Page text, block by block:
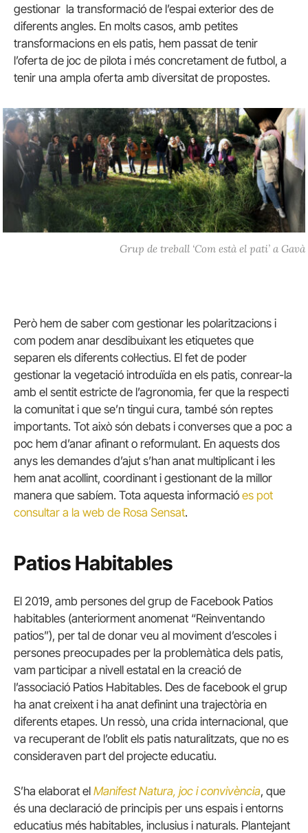
gestionar la transformació de l’espai exterior des de
diferents angles. En molts casos, amb petites
transformacions en els patis, hem passat de tenir
l’oferta de joc de pilota i més concretament de futbol, a
tenir una ampla oferta amb diversitat de propostes.
Grup de treball ‘Com està el pati’ a Gavà
Però hem de saber com gestionar les polaritzacions i
com podem anar desdibuixant les etiquetes que
separen els diferents col·lectius. El fet de poder
gestionar la vegetació introduïda en els patis, conrear-la
amb el sentit estricte de l’agronomia, fer que la respecti
la comunitat i que se’n tingui cura, també són reptes
importants. Tot això són debats i converses que a poc a
poc hem d’anar afinant o reformulant. En aquests dos
anys les demandes d’ajut s’han anat multiplicant i les
hem anat acollint, coordinant i gestionant de la millor
manera que sabíem. Tota aquesta informació es pot
consultar a la web de Rosa Sensat.
Patios Habitables
El 2019, amb persones del grup de Facebook Patios
habitables (anteriorment anomenat “Reinventando
patios”), per tal de donar veu al moviment d’escoles i
persones preocupades per la problemàtica dels patis,
vam participar a nivell estatal en la creació de
l’associació Patios Habitables. Des de facebook el grup
ha anat creixent i ha anat definint una trajectòria en
diferents etapes. Un ressò, una crida internacional, que
va recuperant de l’oblit els patis naturalitzats, que no es
consideraven part del projecte educatiu.
S’ha elaborat el Manifest Natura, joc i convivència, que
és una declaració de principis per uns espais i entorns
educatius més habitables, inclusius i naturals. Plantejant